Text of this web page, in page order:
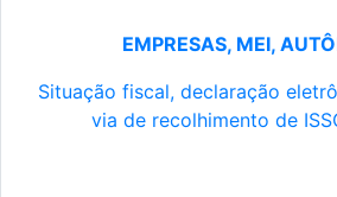
EMPRESAS, MEI,
Situação fiscal, declaração
via de recolhimento de